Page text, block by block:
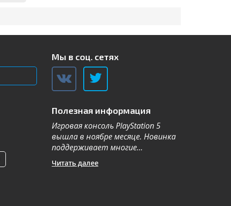
Мы в соц. сетях
Полезная информация
Игровая консоль PlayStation 5
вышла в ноябре месяце. Новинка
поддерживает многие...
Читать далее